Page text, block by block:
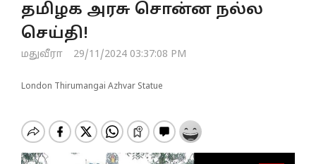
g
a
t
o
தமிழக அரசு சொன்ன நல்ல
செய்தி!
மதுவீரா 29/11/2024 03:37:08 PM
London Thirumangai Azhvar Statue